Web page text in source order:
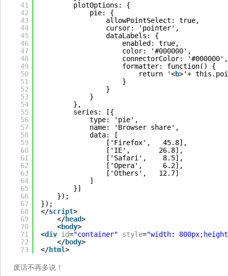
41
42
43
44
45
46
47
48
49
50
51
52
53
54
55
56
57
58
59
60
61
62
63
64
65
66
67
68
69
70
71
72
73
plotOptions: {
pie: {
allowPointSelect: true,
cursor: 'pointer',
dataLabels: {
enabled: true,
color: '#000000',
connectorColor: '#000000',
formatter: function() {
return '<b>'+
}
}
}
},
series: [{
type: 'pie',
name: 'Browser share',
data: [
['Firefox',   45.8],
['IE',       26.8],
['Safari',    8.5],
['Opera',     6.2],
['Others',   12.7]
]
}]
});
});
</script>
</head>
<body>
<div id="container" style="width:
</body>
</html>
废话不再多说！